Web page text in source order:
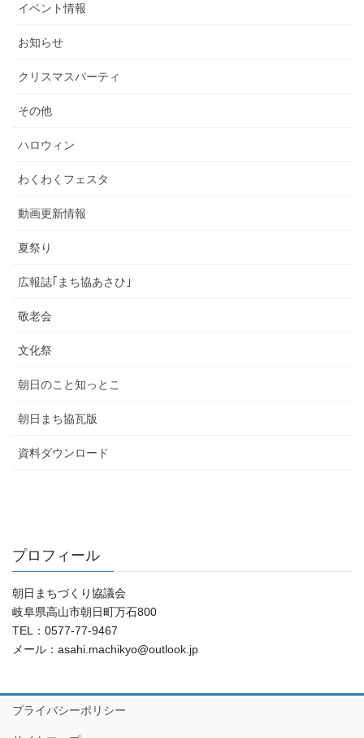
イベント情報
お知らせ
クリスマスパーティ
その他
ハロウィン
わくわくフェスタ
動画更新情報
夏祭り
広報誌｢まち協あさひ｣
敬老会
文化祭
朝日のこと知っとこ
朝日まち協瓦版
資料ダウンロード
プロフィール
朝日まちづくり協議会
岐阜県高山市朝日町万石800
TEL：0577-77-9467
メール：asahi.machikyo@outlook.jp
プライバシーポリシー